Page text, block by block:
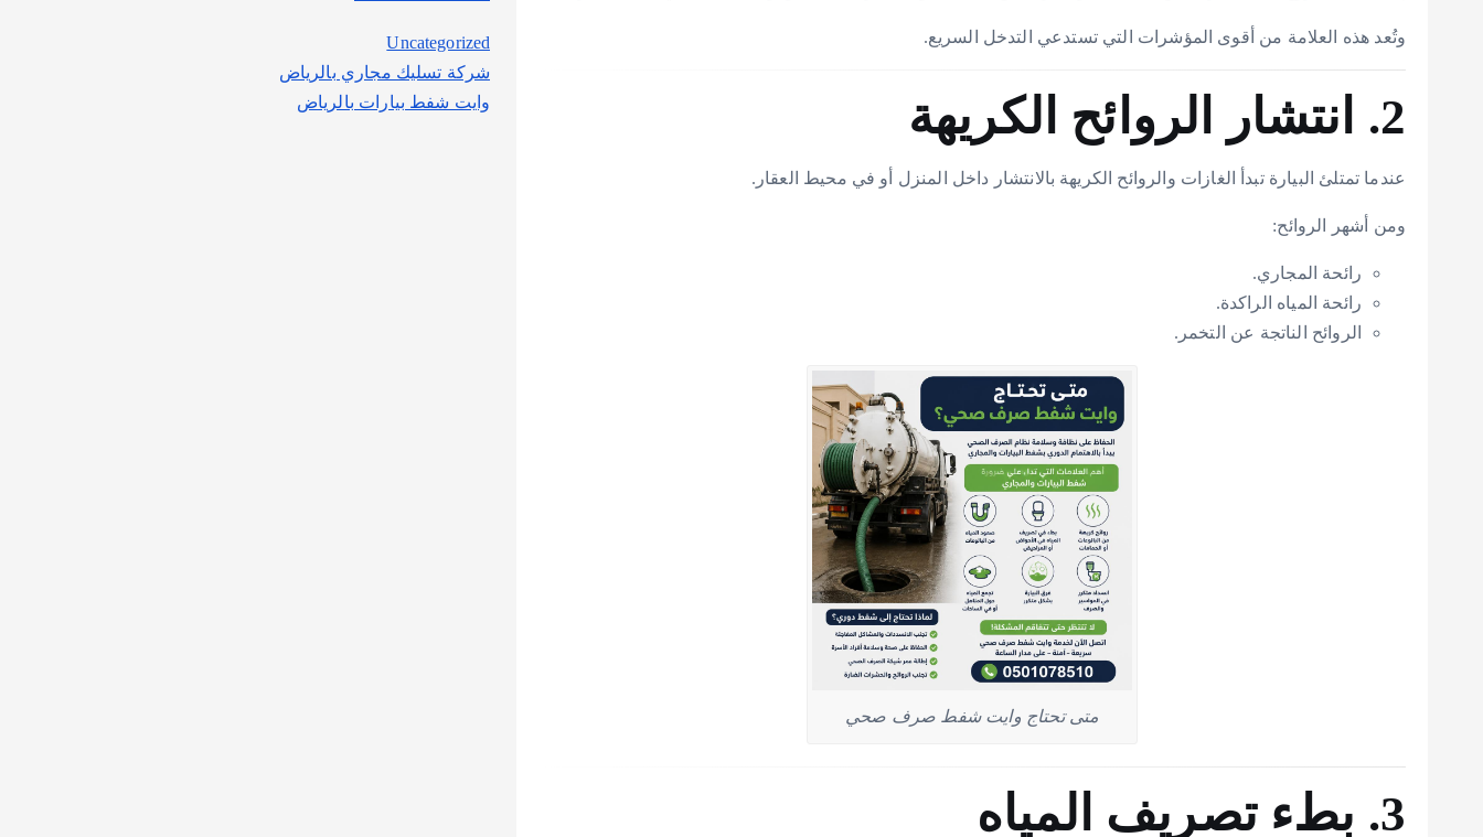
وتُعد هذه العلامة من أقوى المؤشرات التي تستدعي التدخل السريع.
2. انتشار الروائح الكريهة
عندما تمتلئ البيارة تبدأ الغازات والروائح الكريهة بالانتشار داخل المنزل أو في محيط العقار.
ومن أشهر الروائح:
رائحة المجاري.
رائحة المياه الراكدة.
الروائح الناتجة عن التخمر.
متى تحتاج وايت شفط صرف صحي
3. بطء تصريف المياه
Uncategorized
شركة تسليك مجاري بالرياض
وايت شفط بيارات بالرياض